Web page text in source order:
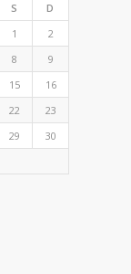
S
D
1
2
8
9
15
16
22
23
29
30